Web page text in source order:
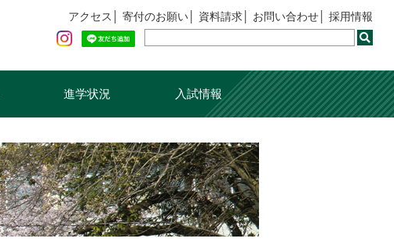
アクセス 寄付のお願い 資料請求 お問い合わせ 採用情報
進学状況 入試情報